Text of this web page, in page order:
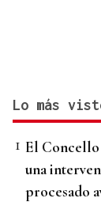
Lo más
El Concello
una
procesado